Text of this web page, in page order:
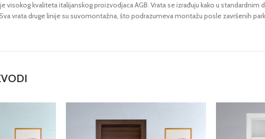
visokog kvaliteta italijanskog proizvodjaca AGB. Vrata se izrađuju kako u
vrata druge linije su suvomontažna, što podrazumeva montažu posle završenih